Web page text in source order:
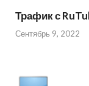
Трафик с
Сентябрь 9, 2022